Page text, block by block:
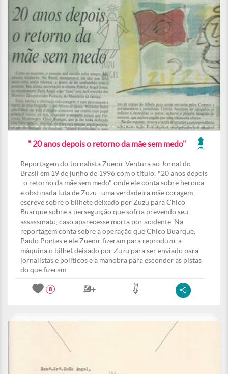
" 20 anos depois o retorno da mãe sem medo"
Reportagem do Jornalista Zuenir Ventura ao Jornal do
Brasil em 19 de junho de 1996 com o titulo: "20 anos depois
, o retorno da mãe sem medo" onde ele conta sobre heroica
e obstinada luta de Zuzu , uma verdadeira mãe coragem ,
escreve sobre o bilhete deixado por Zuzu para Chico
Buarque sobre a perseguição que sofria prevendo seu
assassinato, caso aparecesse morta por acidente. Na
reportagem conta sobre a operação que Chico Buarque,
Paulo Pontes e ele Zuenir fizeram para reproduzir a
máquina o bilhet deixado por Zuzu para ser enviado para
jornalistas e políticos e a manobra para esconder as pistas
do que fizeram.
8